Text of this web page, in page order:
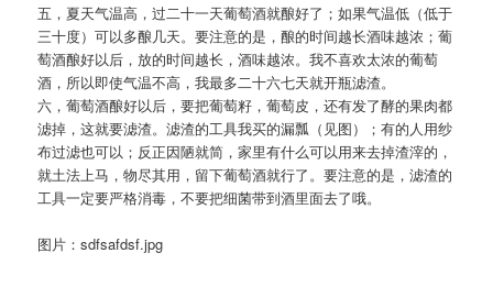
五，夏天气温高，过二十一天葡萄酒就酿好了；如果气温低（低于
三十度）可以多酿几天。要注意的是，酿的时间越长酒味越浓；葡
萄酒酿好以后，放的时间越长，酒味越浓。我不喜欢太浓的葡萄
酒，所以即使气温不高，我最多二十六七天就开瓶滤渣。
六，葡萄酒酿好以后，要把葡萄籽，葡萄皮，还有发了酵的果肉都
滤掉，这就要滤渣。滤渣的工具我买的漏瓢（见图）；有的人用纱
布过滤也可以；反正因陋就简，家里有什么可以用来去掉渣滓的，
就土法上马，物尽其用，留下葡萄酒就行了。要注意的是，滤渣的
工具一定要严格消毒，不要把细菌带到酒里面去了哦。
图片：sdfsafdsf.jpg